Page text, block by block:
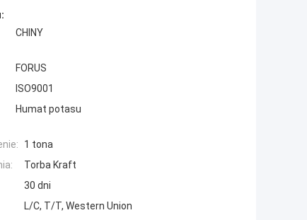
CHINY
FORUS
ISO9001
Humat potasu
1 tona
Torba Kraft
30 dni
L/C, T/T, Western Union